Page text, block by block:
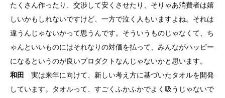
たくさん作ったり、交渉して安くさせたり、そりゃあ消費者は嬉
しいかもしれないですけど、一方で泣く人もいますよね。それは
違うんじゃないかって思うんです。そういうものじゃなくて、ち
ゃんといいものにはそれなりの対価を払って、みんながハッピー
になるというのが良いプロダクトなんじゃないかと思います。
和田
実は来年に向けて、新しい考え方に基づいたタオルを開発
しています。タオルって、すごくふかふかでよく吸うじゃないで